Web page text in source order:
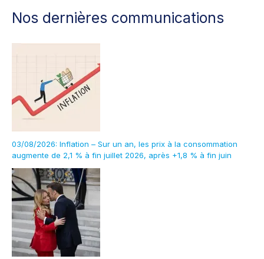
Nos dernières communications
03/08/2026: Inflation – Sur un an, les prix à la consommation
augmente de 2,1 % à fin juillet 2026, après +1,8 % à fin juin